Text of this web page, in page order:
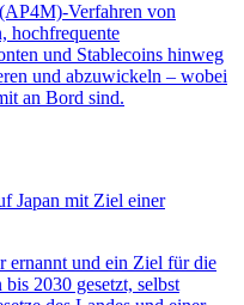
Verfahren von
hochfrequente
und Stablecoins hinweg
und abzuwickeln – wobei
an Bord sind.
Japan mit Ziel einer
ernannt und ein Ziel für die
2030 gesetzt, selbst